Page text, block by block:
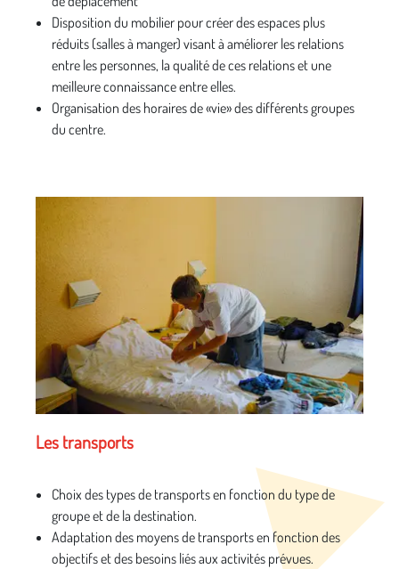
Disposition du mobilier pour créer des espaces plus
réduits (salles à manger) visant à améliorer les relations
entre les personnes, la qualité de ces relations et une
meilleure connaissance entre elles.
Organisation des horaires de «vie» des différents groupes
du centre.
Les transports
Choix des types de transports en fonction du type de
groupe et de la destination.
Adaptation des moyens de transports en fonction des
objectifs et des besoins liés aux activités prévues.